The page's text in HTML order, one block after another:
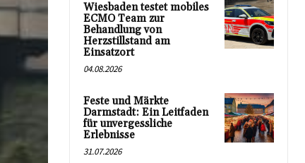
Wiesbaden testet mobiles
ECMO Team zur
Behandlung von
Herzstillstand am
Einsatzort
04.08.2026
Feste und Märkte
Darmstadt: Ein Leitfaden
für unvergessliche
Erlebnisse
31.07.2026